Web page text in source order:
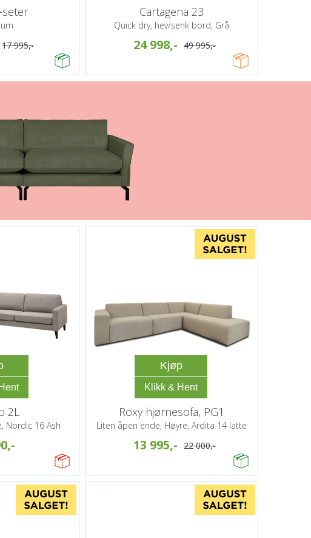
17 995,-
Cartagena 23
Quick dry, hev/senk bord, Grå
24 998,- 49 995,-
2L
Nordic 16 Ash
Kjøp
Roxy hjørnesofa, PG1
Liten åpen ende, Høyre, Ardita 14 latte
13 995,- 22 000,-